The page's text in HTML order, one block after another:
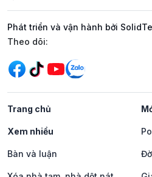
Phát triển và vận hành bởi
Mạng xã hội
Theo dõi:
Trang chủ
Xem nhiều
Bàn và luận